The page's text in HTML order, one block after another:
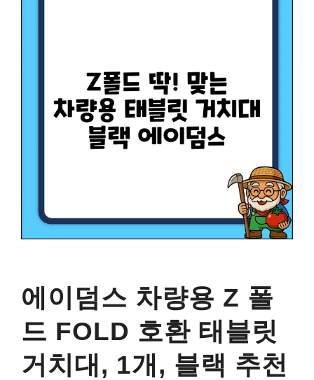
에이덤스 차량용 Z 폴
드 FOLD 호환 태블릿
거치대, 1개, 블랙 추천